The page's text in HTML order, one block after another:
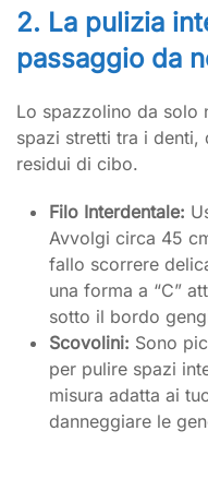
2. La pulizia
passaggio da
Lo spazzolino da solo
spazi stretti tra i denti,
residui di cibo.
Filo Interdentale:
Avvolgi circa 45
fallo scorrere
una forma a “C”
sotto il bordo
Scovolini: Sono
per pulire spazi
misura adatta ai
danneggiare le